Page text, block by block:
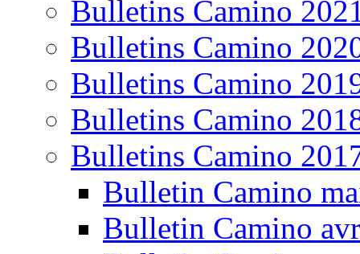
Bulletins Camino
Bulletins Camino
Bulletins Camino
Bulletins Camino
Bulletins Camino
Bulletin Camino
Bulletin Camino